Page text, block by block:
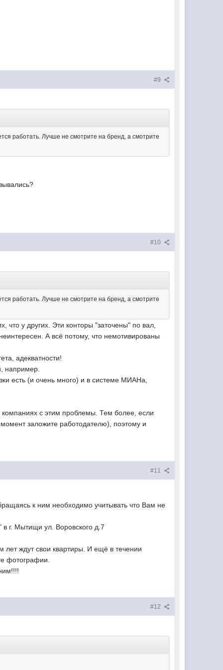
#9
работать. Лучше не смотрите на бренд, а смотрите
#10
работать. Лучше не смотрите на бренд, а смотрите
что у других. Эти конторы "заточены" по вал,
А всё потому, что немотивированы
адекватности!
например.
есть (и очень много) и в системе МИАНа,
компаниях с этим проблемы. Тем более, если
заложите работодателю), поэтому и
#11
к ним необходимо учитывать что Вам не
г. Мытищи ул. Воровского д.7
лет ждут свои квартиры. И ещё в течении
фотографии.
#12